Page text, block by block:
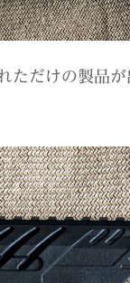
ただけの製品